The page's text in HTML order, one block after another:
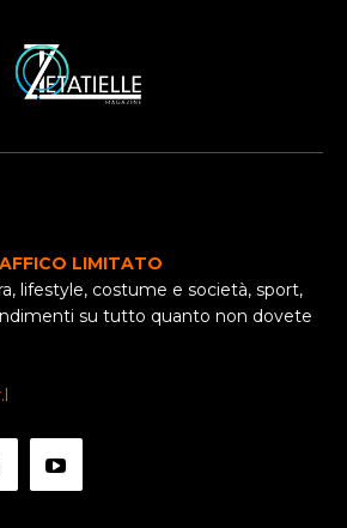
LIMITATO
lifestyle, costume e società, sport,
su tutto quanto non dovete